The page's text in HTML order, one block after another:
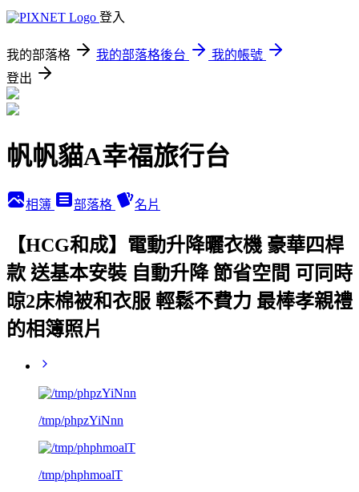
登入
我的部落格 我的部落格後台
我的帳號
登出
帆帆貓A幸福旅行台
相簿 部落格 名片
【HCG和成】電動升降曬衣機 豪華四桿
款 送基本安裝 自動升降 節省空間 可同時
晾2床棉被和衣服 輕鬆不費力 最棒孝親禮
的相簿照片
/tmp/phpzYiNnn
/tmp/phphmoalT